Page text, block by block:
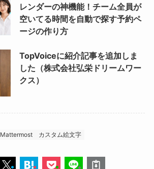
レンダーの神機能！チーム全員が
空いてる時間を自動で探す予約ペ
ージの作り方
TopVoiceに紹介記事を追加しま
した（株式会社弘栄ドリームワー
クス）
Mattermost カスタム絵文字